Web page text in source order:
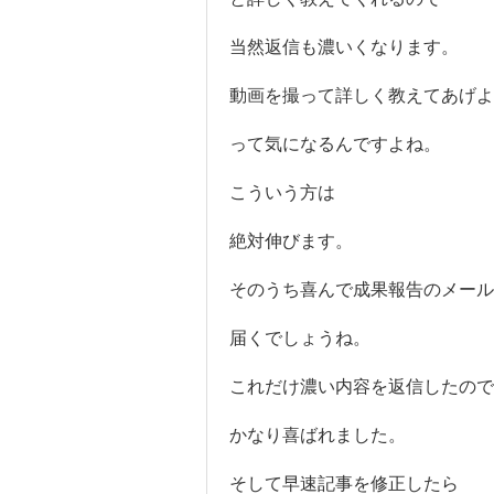
当然返信も濃いくなります。
動画を撮って詳しく教えてあげ
って気になるんですよね。
こういう方は
絶対伸びます。
そのうち喜んで成果報告のメー
届くでしょうね。
これだけ濃い内容を返信したので
かなり喜ばれました。
そして早速記事を修正したら